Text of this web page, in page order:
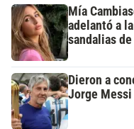
Mía
adelantó a
sandalias
Dieron a
Jorge Messi